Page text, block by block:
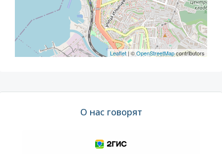
Leaflet| ©OpenStreetMapcontributors
О нас говорят